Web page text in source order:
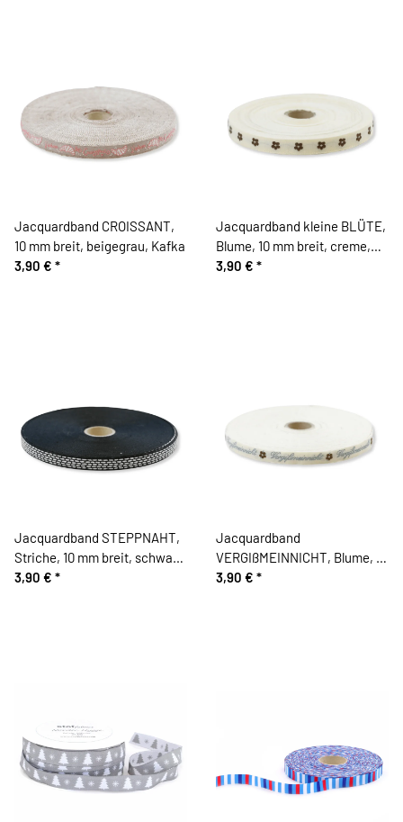
Jacquardband CROISSANT,
10 mm breit, beigegrau, Kafka
3,90 € *
Jacquardband kleine BLÜTE,
Blume, 10 mm breit, creme,
Kafka
3,90 € *
Jacquardband STEPPNAHT,
Striche, 10 mm breit, schwarz,
Kafka
3,90 € *
Jacquardband
VERGIßMEINNICHT, Blume, 10
mm breit, creme, Kafka
3,90 € *